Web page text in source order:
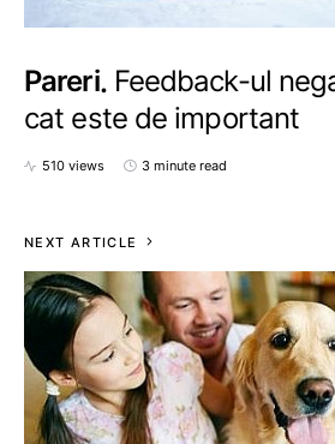
Pareri Feedback-ul
cat este de important
510 views 3 minute read
NEXT ARTICLE